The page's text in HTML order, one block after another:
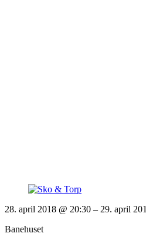
28. april 2018 @ 20:30 – 29. april
Banehuset